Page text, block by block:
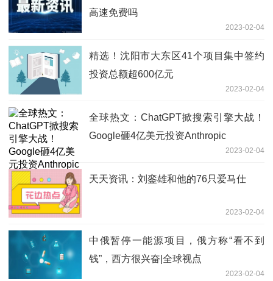
高速免费吗
2023-02-04
精选！沈阳市大东区41个项目集中签约
投资总额超600亿元
2023-02-04
全球热文：ChatGPT掀搜索引擎大战！
Google砸4亿美元投资Anthropic
2023-02-04
天天资讯：刘銮雄和他的76只爱马仕
2023-02-04
中俄暂停一能源项目，俄方称“看不到
钱”，西方很兴奋|全球视点
2023-02-04